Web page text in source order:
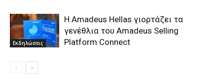
Εκδηλώσεις
Η Amadeus Hellas γιορτάζει τα
γενέθλια του Amadeus Selling
Platform Connect